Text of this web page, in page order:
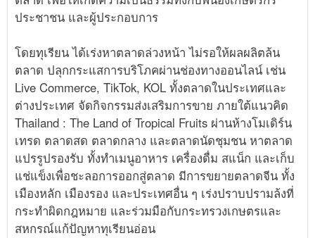
ประชาชน และผู้ประกอบการ
โดยทุเรียน ได้เร่งหาตลาดล่วงหน้า ไม่รอให้ผลผลิตล้น
ตลาด ปลุกกระแสการบริโภคผ่านช่องทางออนไลน์ เช่น
Live Commerce, TikTok, KOL ทั้งตลาดในประเทศและ
ต่างประเทศ จัดกิจกรรมส่งเสริมการขาย ภายใต้แนวคิด
Thailand : The Land of Tropical Fruits ผ่านห้างโมเดิร์น
เทรด ตลาดสด ตลาดกลาง และตลาดนัดชุมชน หาตลาด
แปรรูปรองรับ ทั้งทำเมนูอาหาร เครื่องดื่ม สแน็ก และเก็บ
แช่แข็งเพื่อชะลอการออกสู่ตลาด มีการขยายตลาดจีน ทั้ง
เมืองหลัก เมืองรอง และประเทศอื่น ๆ เร่งปราบปรามล้งที่
กระทำผิดกฎหมาย และร่วมมือกับกระทรวงเกษตรและ
สหกรณ์แก้ปัญหาทุเรียนอ่อน